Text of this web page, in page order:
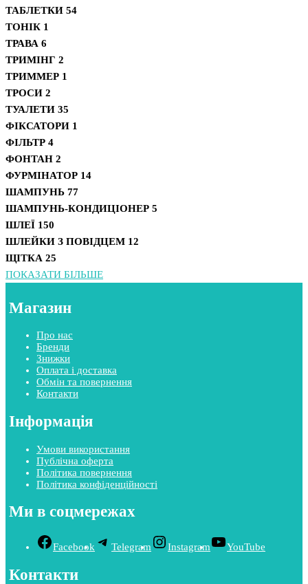
ТАБЛЕТКИ 54
ТОНІК 1
ТРАВА 6
ТРИМІНГ 2
ТРИММЕР 1
ТРОСИ 2
ТУАЛЕТИ 35
ФІКСАТОРИ 1
ФІЛЬТР 4
ФОНТАН 2
ФУРМІНАТОР 14
ШАМПУНЬ 77
ШАМПУНЬ-КОНДИЦІОНЕР 5
ШЛЕЇ 150
ШЛЕЙКИ З ПОВІДЦЕМ 12
ЩІТКА 25
ПОКАЗАТИ БІЛЬШЕ
Магазин
Про нас
Бренди
Знижки
Оплата і доставка
Обмін та повернення
Контакти
Інформація
Умови використання
Публічна оферта
Політика повернення
Політика конфіденційності
Ми в соцмережах
Facebook Telegram Instagram YouTube
Контакти